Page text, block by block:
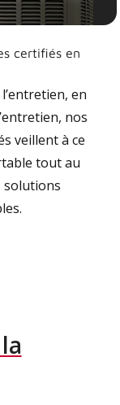
certifiés en
en
nos
veillent à ce
tout au
solutions